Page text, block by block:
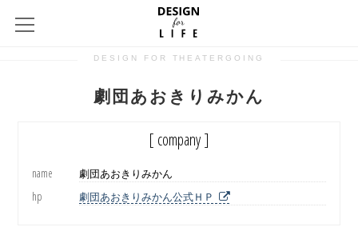
DESIGN FOR THEATERGOING
劇団あおきりみかん
[ company ]
name 劇団あおきりみかん
hp 劇団あおきりみかん公式ＨＰ